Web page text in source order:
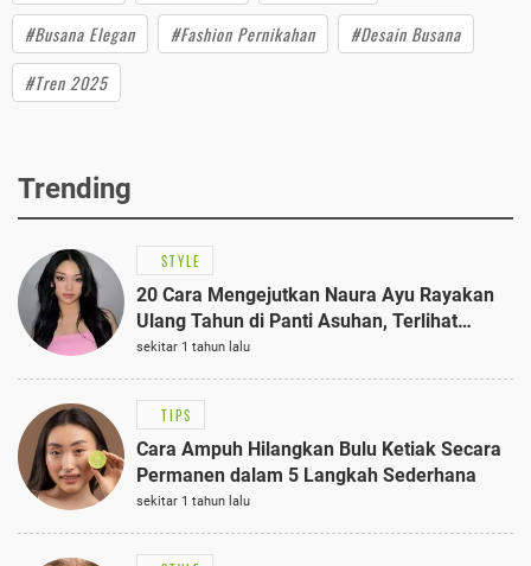
#Busana Elegan
#Fashion Pernikahan
#Desain Busana
#Tren 2025
Trending
STYLE
20 Cara Mengejutkan Naura Ayu Rayakan
Ulang Tahun di Panti Asuhan, Terlihat
Anggun dengan Kaftan Cokelat
sekitar 1 tahun lalu
TIPS
Cara Ampuh Hilangkan Bulu Ketiak Secara
Permanen dalam 5 Langkah Sederhana
sekitar 1 tahun lalu